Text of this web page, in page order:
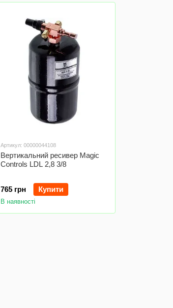
Артикул: 00000044108
Вертикальний ресивер Magic
Controls LDL 2,8 3/8
765 грн Купити
В наявності